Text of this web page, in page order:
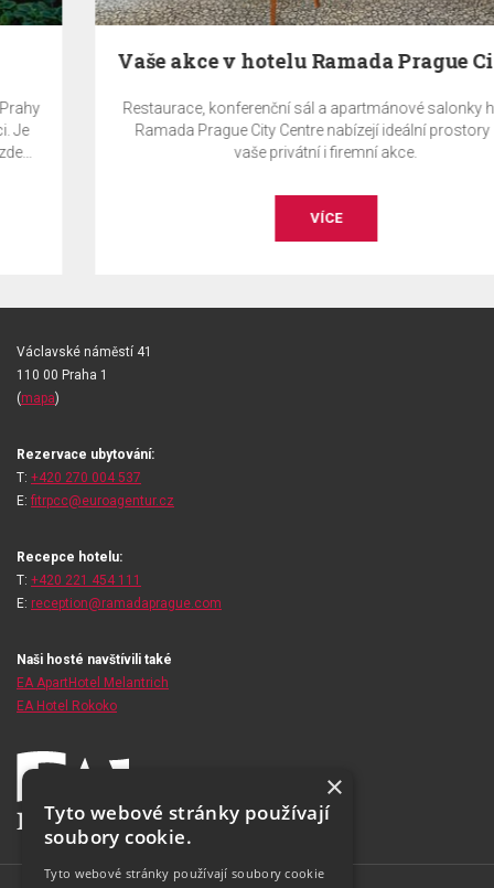
Vaše akce v hotelu Ramada Prague City Centre
Restaurace, konferenční sál a apartmánové salonky hotelu
Ramada Prague City Centre nabízejí ideální prostory pro
vaše privátní i firemní akce.
Václavské náměstí 41
110 00 Praha 1
(mapa)
Rezervace ubytování:
T: +420 270 004 537
E: fitrpcc@euroagentur.cz
Recepce hotelu:
T: +420 221 454 111
E: reception@ramadaprague.com
Naši hosté navštívili také
EA ApartHotel Melantrich
EA Hotel Rokoko
×
Tyto webové stránky používají
soubory cookie.
Tyto webové stránky používají soubory cookie